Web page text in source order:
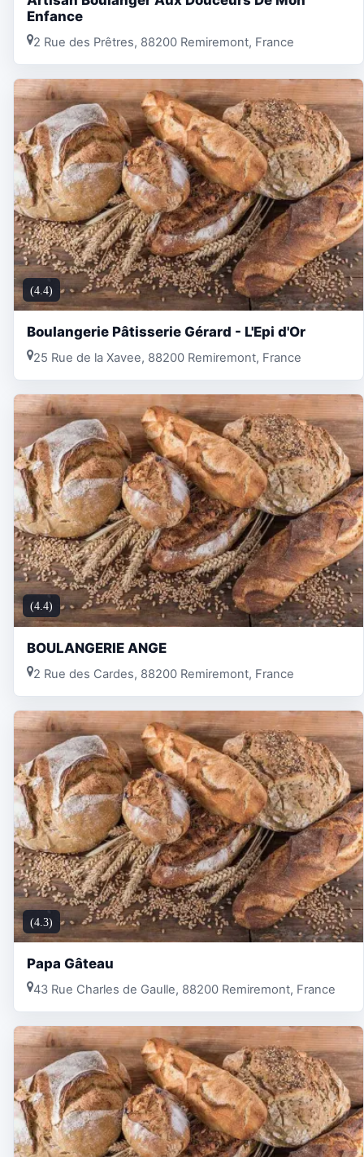
Enfance
2 Rue des Prêtres, 88200 Remiremont, France
(4.4)
Boulangerie Pâtisserie Gérard - L'Epi d'Or
25 Rue de la Xavee, 88200 Remiremont, France
(4.4)
BOULANGERIE ANGE
2 Rue des Cardes, 88200 Remiremont, France
(4.3)
Papa Gâteau
43 Rue Charles de Gaulle, 88200 Remiremont, France